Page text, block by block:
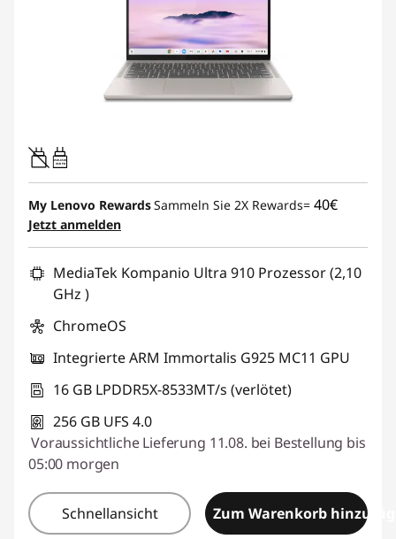
45W-65W
USB PD
My Lenovo RewardsSammeln Sie 2X Rewards= 40€
Jetzt anmelden
MediaTek Kompanio Ultra 910 Prozessor (2,10
GHz )
ChromeOS
Integrierte ARM Immortalis G925 MC11 GPU
16 GB LPDDR5X-8533MT/s (verlötet)
256 GB UFS 4.0
Voraussichtliche Lieferung 11.08. bei Bestellung bis
05:00 morgen
Schnellansicht Zum Warenkorb